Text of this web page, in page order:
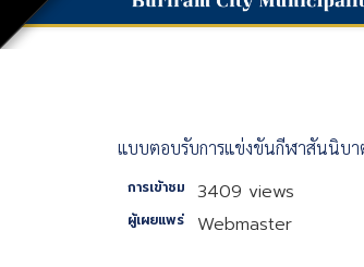
แบบตอบรับการแข่งขันกีฬาสันนิบา
การเข้าชม 3409 views
ผู้เผยแพร่ Webmaster